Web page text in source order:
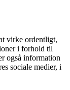
virke ordentligt,
i forhold til
også information
sociale medier, i